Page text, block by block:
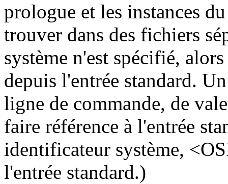
prologue et les instances
trouver dans des fichiers
système n'est spécifié,
depuis l'entrée standard.
ligne de commande, de
faire référence à l'entrée
identificateur système,
l'entrée standard.)